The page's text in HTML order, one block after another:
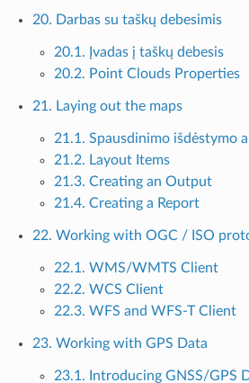
20. Darbas su taškų debesimis
20.1. Įvadas į taškų debesis
20.2. Point Clouds Properties
21. Laying out the maps
21.1. Spausdinimo išdėstymo
21.2. Layout Items
21.3. Creating an Output
21.4. Creating a Report
22. Working with OGC / ISO
22.1. WMS/WMTS Client
22.2. WCS Client
22.3. WFS and WFS-T Client
23. Working with GPS Data
23.1. Introducing GNSS/GPS